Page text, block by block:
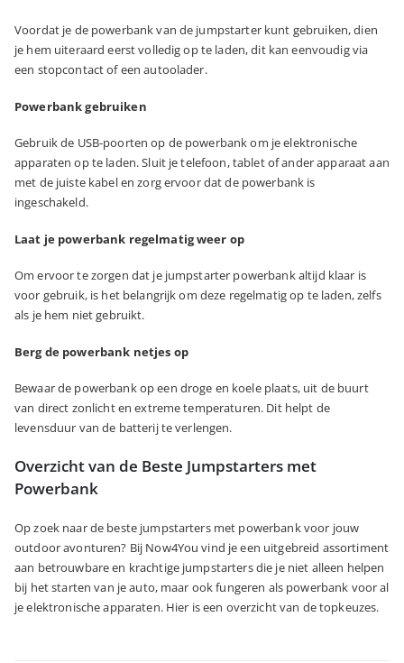
Voordat je de powerbank van de jumpstarter kunt gebruiken, dien
je hem uiteraard eerst volledig op te laden, dit kan eenvoudig via
een stopcontact of een autoolader.
Powerbank gebruiken
Gebruik de USB-poorten op de powerbank om je elektronische
apparaten op te laden. Sluit je telefoon, tablet of ander apparaat aan
met de juiste kabel en zorg ervoor dat de powerbank is
ingeschakeld.
Laat je powerbank regelmatig weer op
Om ervoor te zorgen dat je jumpstarter powerbank altijd klaar is
voor gebruik, is het belangrijk om deze regelmatig op te laden, zelfs
als je hem niet gebruikt.
Berg de powerbank netjes op
Bewaar de powerbank op een droge en koele plaats, uit de buurt
van direct zonlicht en extreme temperaturen. Dit helpt de
levensduur van de batterij te verlengen.
Overzicht van de Beste Jumpstarters met
Powerbank
Op zoek naar de beste jumpstarters met powerbank voor jouw
outdoor avonturen? Bij Now4You vind je een uitgebreid assortiment
aan betrouwbare en krachtige jumpstarters die je niet alleen helpen
bij het starten van je auto, maar ook fungeren als powerbank voor al
je elektronische apparaten. Hier is een overzicht van de topkeuzes.